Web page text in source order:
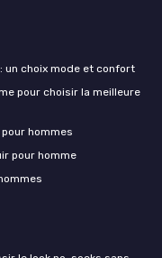
un choix mode et confort
pour choisir la meilleure
hommes
pour homme